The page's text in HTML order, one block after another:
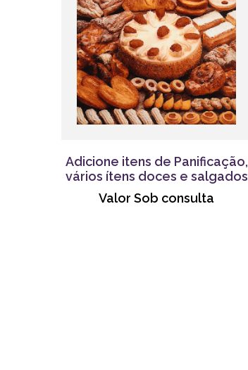
Adicione itens de Panificação,
vários ítens doces e salgados
Valor Sob consulta